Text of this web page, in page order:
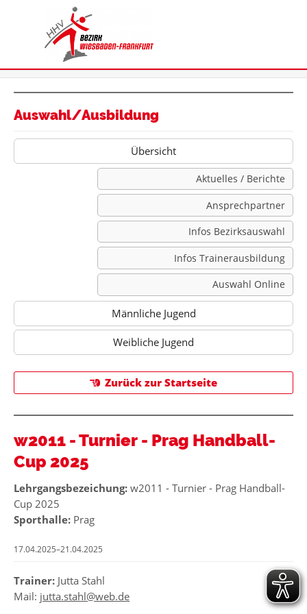
Auswahl/Ausbildung
Übersicht
Aktuelles / Berichte
Ansprechpartner
Infos Bezirksauswahl
Infos Trainerausbildung
Auswahl Online
Männliche Jugend
Weibliche Jugend
Zurück zur Startseite
w2011 - Turnier - Prag Handball-
Cup 2025
Lehrgangsbezeichung: w2011 - Turnier - Prag Handball-
Cup 2025
Sporthalle: Prag
17.04.2025–21.04.2025
Trainer: Jutta Stahl
Mail: jutta.stahl@web.de